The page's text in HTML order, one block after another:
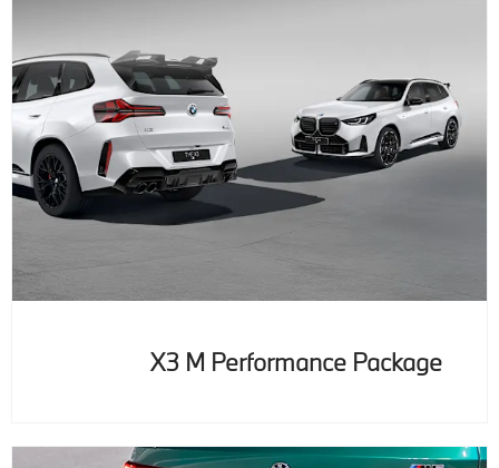
X3 M Performance Package